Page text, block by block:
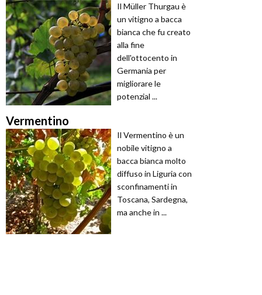
Il Müller Thurgau è
un vitigno a bacca
bianca che fu creato
alla fine
dell'ottocento in
Germania per
migliorare le
potenzial ...
Vermentino
Il Vermentino è un
nobile vitigno a
bacca bianca molto
diffuso in Liguria con
sconfinamenti in
Toscana, Sardegna,
ma anche in ...